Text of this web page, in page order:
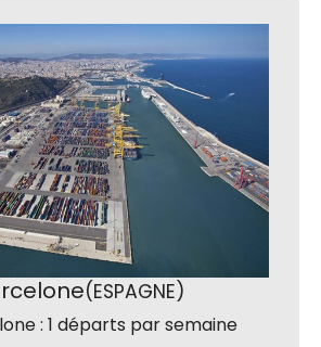
(ESPAGNE)
: 1 départs par semaine